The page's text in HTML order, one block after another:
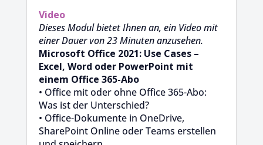
Video
Dieses Modul bietet Ihnen an, ein Video mit
einer Dauer von 23 Minuten anzusehen.
Microsoft Office 2021: Use Cases –
Excel, Word oder PowerPoint mit
einem Office 365-Abo
• Office mit oder ohne Office 365-Abo:
Was ist der Unterschied?
• Office-Dokumente in OneDrive,
SharePoint Online oder Teams erstellen